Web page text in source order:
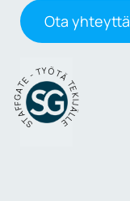
Ota yhteyttä
- TYÖTÄ TEKIJÄLLE